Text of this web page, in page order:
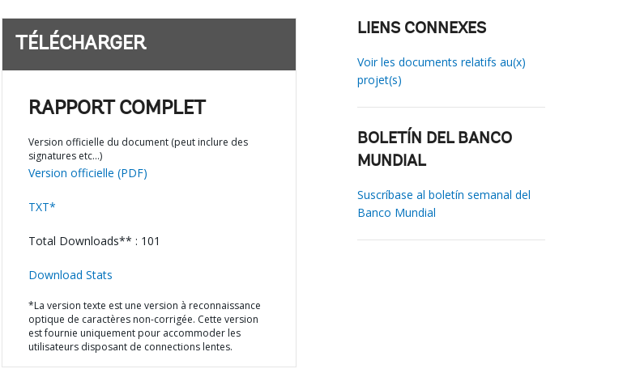
TÉLÉCHARGER
RAPPORT COMPLET
Version officielle du document (peut inclure des
signatures etc…)
Version officielle (PDF)
TXT*
Total Downloads** : 101
Download Stats
*La version texte est une version à reconnaissance
optique de caractères non-corrigée. Cette version
est fournie uniquement pour accommoder les
utilisateurs disposant de connections lentes.
LIENS CONNEXES
Voir les documents relatifs au(x)
projet(s)
BOLETÍN DEL BANCO
MUNDIAL
Suscríbase al boletín semanal del
Banco Mundial